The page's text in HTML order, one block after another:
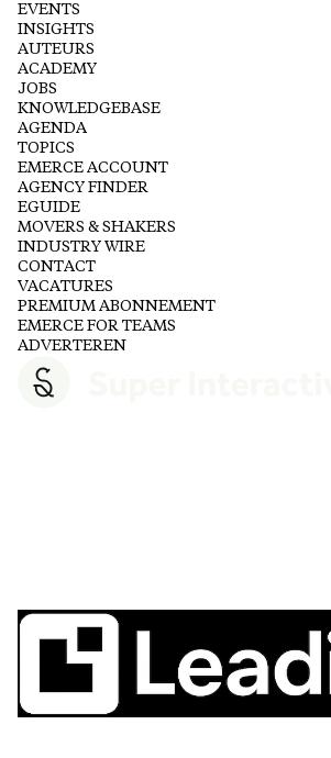
EVENTS
INSIGHTS
AUTEURS
ACADEMY
JOBS
KNOWLEDGEBASE
AGENDA
TOPICS
EMERCE ACCOUNT
AGENCY FINDER
EGUIDE
MOVERS & SHAKERS
INDUSTRY WIRE
CONTACT
VACATURES
PREMIUM ABONNEMENT
EMERCE FOR TEAMS
ADVERTEREN